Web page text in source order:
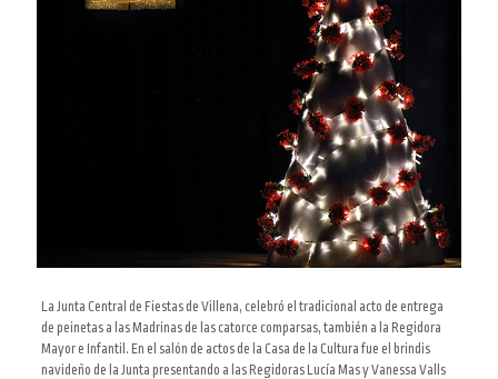
La Junta Central de Fiestas de Villena, celebró el tradicional acto de entrega
de peinetas a las Madrinas de las catorce comparsas, también a la Regidora
Mayor e Infantil. En el salón de actos de la Casa de la Cultura fue el brindis
navideño de la Junta presentando a las Regidoras Lucía Mas y Vanessa Valls